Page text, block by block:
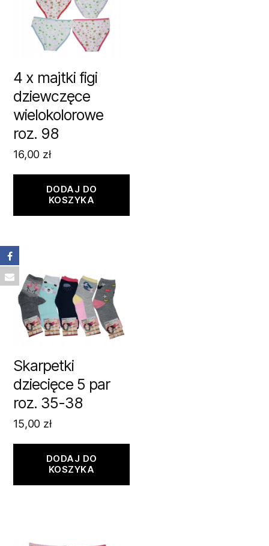
4 x majtki figi
dziewczęce
wielokolorowe
roz. 98
16,00 zł
DODAJ DO
KOSZYKA
Skarpetki
dziecięce 5 par
roz. 35-38
15,00 zł
DODAJ DO
KOSZYKA